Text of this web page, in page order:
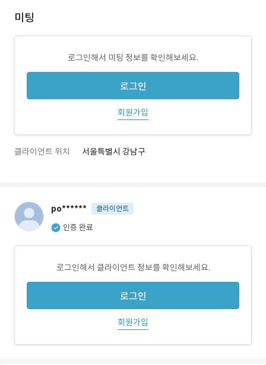
미팅
로그인해서 미팅 정보를 확인해보세요.
로그인
회원가입
클라이언트 위치 서울특별시 강남구
po****** 클라이언트
인증 완료
로그인해서 클라이언트 정보를 확인해보세요.
로그인
회원가입